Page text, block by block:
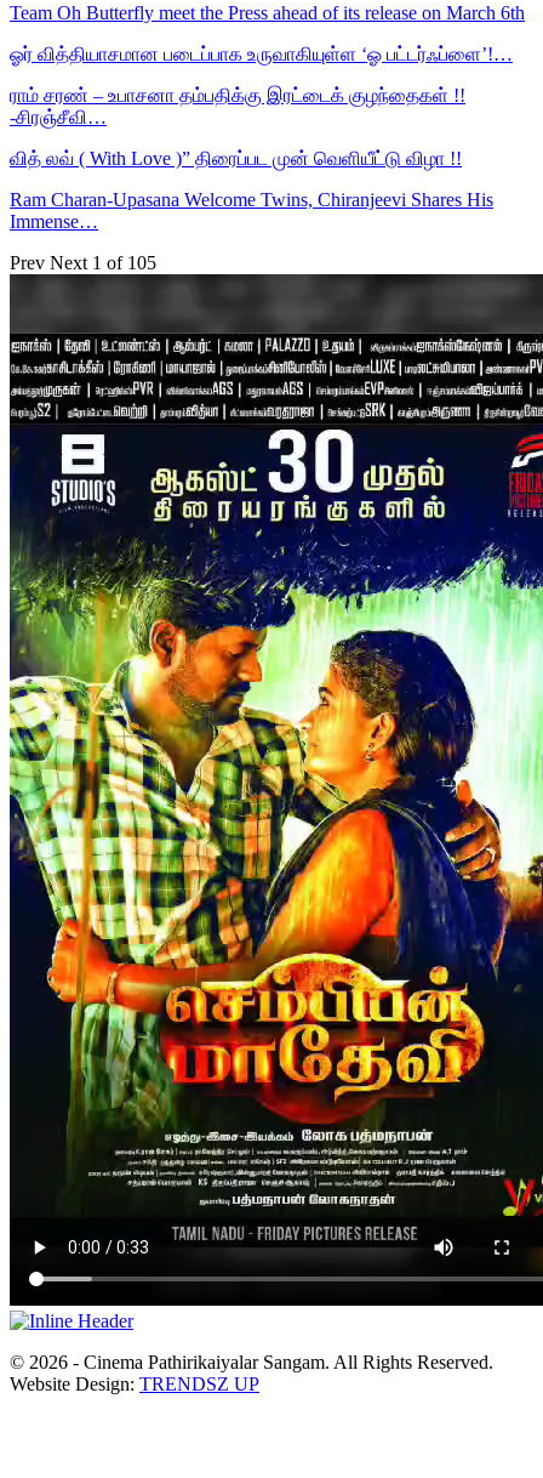
Team Oh Butterfly meet the Press ahead of its release on March 6th
ஓர் வித்தியாசமான படைப்பாக உருவாகியுள்ள ‘ஓ பட்டர்ஃப்ளை’!…
ராம் சரண் – உபாசனா தம்பதிக்கு இரட்டைக் குழந்தைகள் !!
-சிரஞ்சீவி…
வித் லவ் ( With Love )” திரைப்பட முன் வெளியீட்டு விழா !!
Ram Charan-Upasana Welcome Twins, Chiranjeevi Shares His
Immense…
Prev Next 1 of 105
© 2026 - Cinema Pathirikaiyalar Sangam. All Rights Reserved.
Website Design: TRENDSZ UP